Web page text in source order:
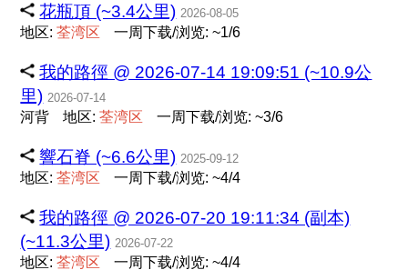
花瓶頂 (~3.4公里) 2026-08-05
地区:荃湾区 一周下载/浏览: ~1/6
我的路徑 @ 2026-07-14 19:09:51 (~10.9公
里) 2026-07-14
河背 地区:荃湾区 一周下载/浏览: ~3/6
響石脊 (~6.6公里) 2025-09-12
地区:荃湾区 一周下载/浏览: ~4/4
我的路徑 @ 2026-07-20 19:11:34 (副本)
(~11.3公里) 2026-07-22
地区:荃湾区 一周下载/浏览: ~4/4